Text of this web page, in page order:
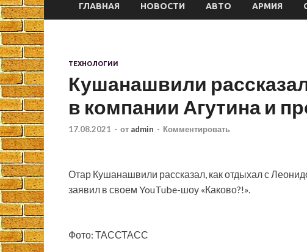
ГЛАВНАЯ НОВОСТИ АВТО АРМИЯ
ТЕХНОЛОГИИ
Кушанашвили
в компании Агутина и
17.08.2021 - от admin - Комментировать
Отар Кушанашвили рассказал, как отдыхал с
заявил в своем YouTube-шоу «Каково?!».
Фото: ТАССТАСС